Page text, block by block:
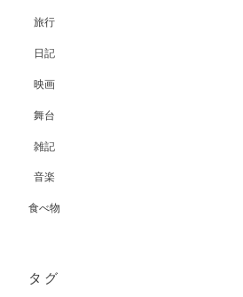
旅行
日記
映画
舞台
雑記
音楽
食べ物
タグ